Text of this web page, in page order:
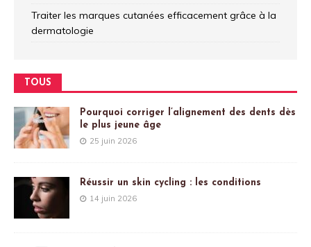
Traiter les marques cutanées efficacement grâce à la
dermatologie
TOUS
Pourquoi corriger l’alignement des dents dès
le plus jeune âge
25 juin 2026
Réussir un skin cycling : les conditions
14 juin 2026